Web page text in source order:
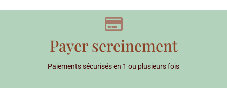
Payer sereinement
Paiements sécurisés en 1 ou plusieurs fois